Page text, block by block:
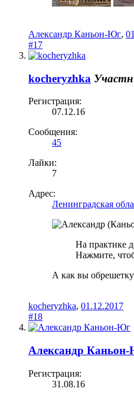
Александр Каньон-Юг,
#17
kocheryzhka
Регистрация:
07.12.16
Сообщения:
45
Лайки:
7
Адрес:
Ленинградская
На практике
Нажмите,
А как вы
kocheryzhka, 01.12.2017
#18
Александр
Регистрация:
31.08.16